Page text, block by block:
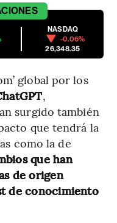
NASDAQ
-0.06%
26,348.35
global por los
,
surgido también
que tendrá la
como la de
que han
de origen
de conocimiento